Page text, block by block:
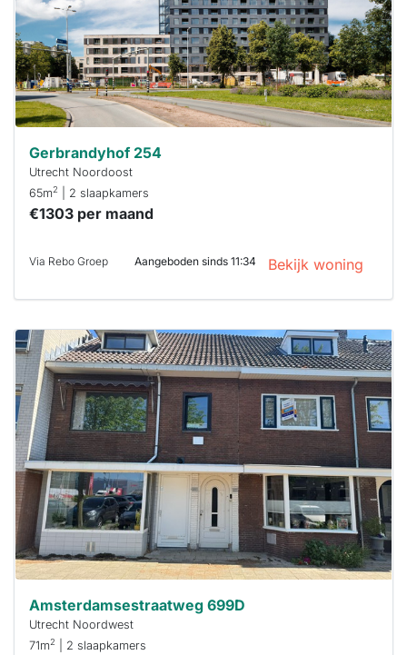
reageren.
Stekkies helpt
je hierbij!
Gerbrandyhof 254
Utrecht Noordoost
65m2 | 2 slaapkamers
€1303 per maand
Via Rebo Groep Aangeboden sinds 11:34 Bekijk woning
Deze woning
is
waarschijnlijk
al verhuurd
Om kans te
maken moet je
binnen 15
minuten
reageren.
Stekkies helpt
je hierbij!
Amsterdamsestraatweg 699D
Utrecht Noordwest
71m2 | 2 slaapkamers